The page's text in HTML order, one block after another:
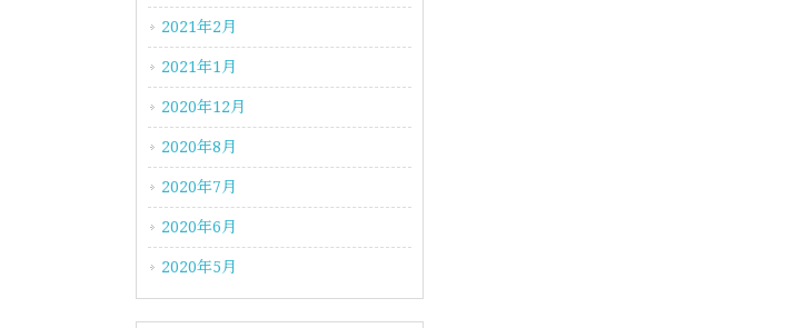
2021年2月
2021年1月
2020年12月
2020年8月
2020年7月
2020年6月
2020年5月